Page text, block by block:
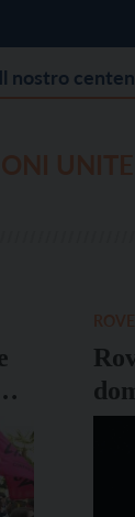
Il nostro